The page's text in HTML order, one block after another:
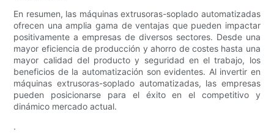
En resumen, las máquinas extrusoras-soplado automatizadas
ofrecen una amplia gama de ventajas que pueden impactar
positivamente a empresas de diversos sectores. Desde una
mayor eficiencia de producción y ahorro de costes hasta una
mayor calidad del producto y seguridad en el trabajo, los
beneficios de la automatización son evidentes. Al invertir en
máquinas extrusoras-soplado automatizadas, las empresas
pueden posicionarse para el éxito en el competitivo y
dinámico mercado actual.
.